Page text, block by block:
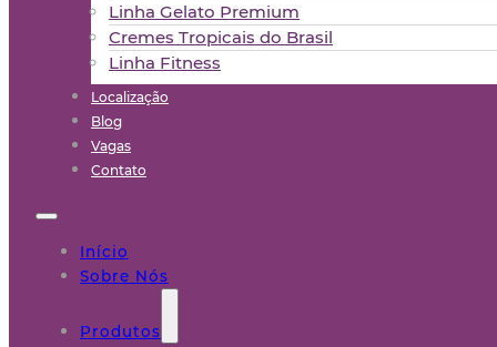
Linha Gelato Premium
Cremes Tropicais do Brasil
Linha Fitness
Localização
Blog
Vagas
Contato
Início
Sobre Nós
Produtos